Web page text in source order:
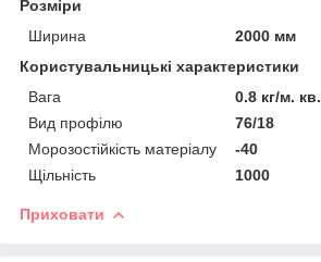
Розміри
Ширина
2000 мм
Користувальницькі характеристики
Вага
0.8 кг/м. кв.
Вид профілю
76/18
Морозостійкість матеріалу
-40
Щільність
1000
Приховати